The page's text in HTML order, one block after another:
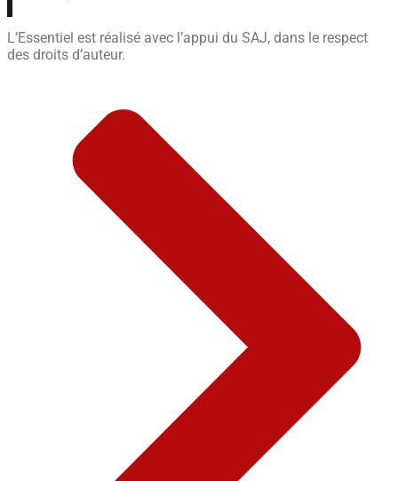
L’Essentiel est réalisé avec l’appui du SAJ, dans le respect
des droits d’auteur.